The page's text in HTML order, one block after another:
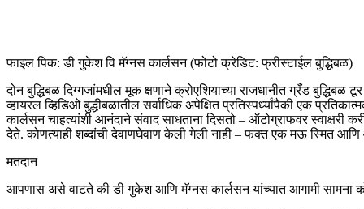
फाइल पिक: डी गुकेश वि मॅग्नस कार्लसन (फोटो क्रेडिट: फ्रीस्टाईल बुद्धिबळ)
दोन बुद्धिबळ दिग्गजांमधील मूक क्षणाने क्रोएशियाच्या राजधानीत ग्रँड
व्हायरल व्हिडिओ बुद्धीबळातील सर्वाधिक अपेक्षित प्रतिस्पर्ध्यांपैकी एक
कार्लसन चाहत्यांशी आनंदाने संवाद साधताना दिसतो – ऑटोग्राफवर
देते. कोणत्याही शब्दांची देवाणघेवाण केली गेली नाही – फक्त एक मऊ स्मित आणि
मतदान
आपणास असे वाटते की डी गुकेश आणि मॅग्नस कार्लसन यांच्यात आगामी सामना